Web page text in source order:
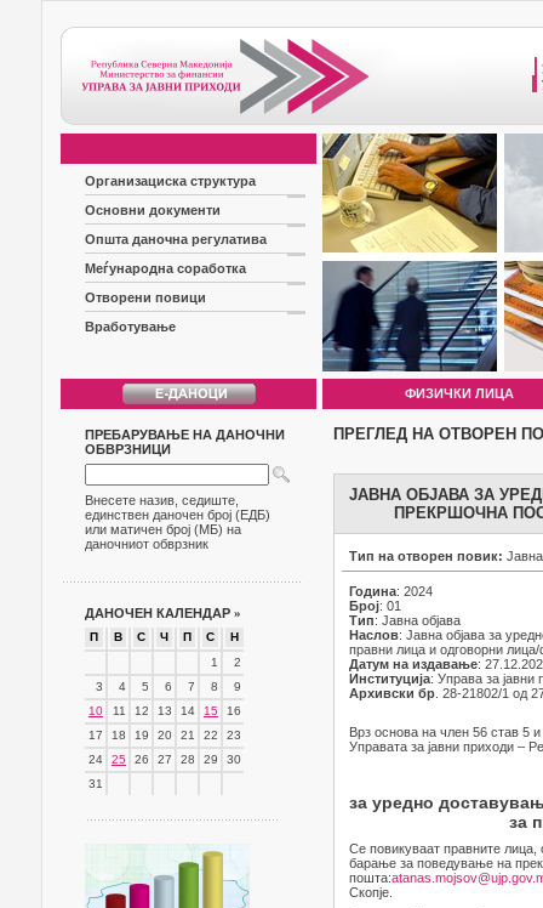
Организациска структура
Основни документи
Општа даночна регулатива
Меѓународна соработка
Отворени повици
Вработување
ФИЗИЧКИ ЛИЦА
ПРЕБАРУВАЊЕ НА ДАНОЧНИ
ОБВРЗНИЦИ
Внесете назив, седиште,
единствен даночен број (ЕДБ)
или матичен број (МБ) на
даночниот обврзник
ДАНОЧЕН КАЛЕНДАР »
П В С Ч П С
Н
1
2
3
4 5 6 7 8
9
10
11 12 13 14 15
16
17
18 19 20 21 22
23
24
25 26 27 28 29
30
31
ПРЕГЛЕД НА ОТВОРЕН
ЈАВНА ОБЈАВА ЗА
ПРЕКРШОЧНА
Тип на отворен повик:
Година: 2024
Број: 01
Тип: Јавна објава
Наслов: Јавна објава за
правни лица и одговорни
Датум на издавање:
Институција: Управа за јавни
Архивски бр . 28-21802/1 од
Врз основа на член 56 став 5
Управата за јавни приходи –
за уредно
за
Се повикуваат правните лица,
барање за поведување на
пошта:
Скопје.